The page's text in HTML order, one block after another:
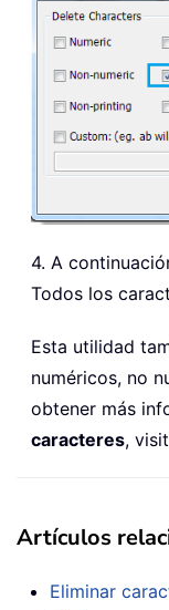
4. A
Todos los
Esta utilidad
numéricos, no
obtener más
caracteres,
Artículos
Eliminar